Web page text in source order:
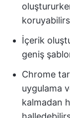
İçerik
geniş
Chrome
uygulama
kalmadan